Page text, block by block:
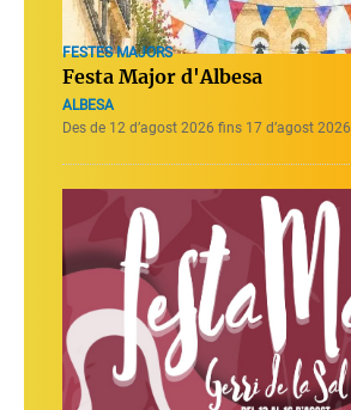
FESTES MAJORS
Festa Major d'Albesa
ALBESA
Des de 12 d’agost 2026 fins 17 d’agost 2026